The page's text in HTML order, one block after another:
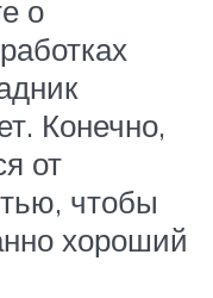
о
Конечно,
от
чтобы
хороший